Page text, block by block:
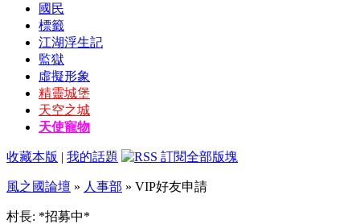
國民
標籤
江湖浮生記
監獄
虛擬形象
精靈城堡
天空之城
天使寵物
收藏本版 | 我的話題
風之國論壇 » 人事部 » VIP好友申請
村長: *招募中*